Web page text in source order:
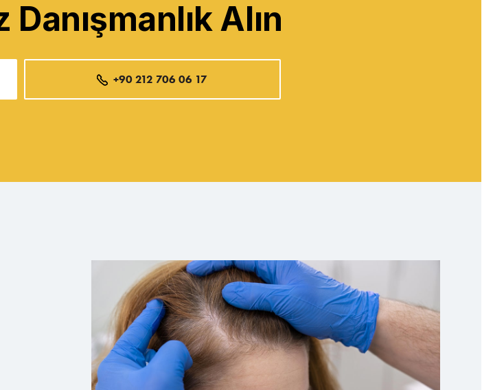
Alın
+90 212 706 06 17